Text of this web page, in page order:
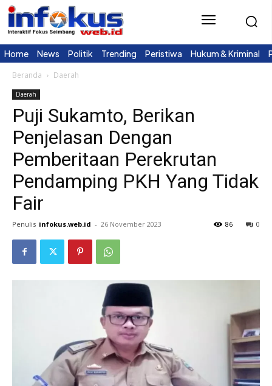
Home News Politik Trending Peristiwa Hukum & Kriminal
Beranda Daerah
Daerah
Puji Sukamto, Berikan
Penjelasan Dengan
Pemberitaan Perekrutan
Pendamping PKH Yang Tidak
Fair
Penulis infokus.web.id - 26 November 2023 0
86